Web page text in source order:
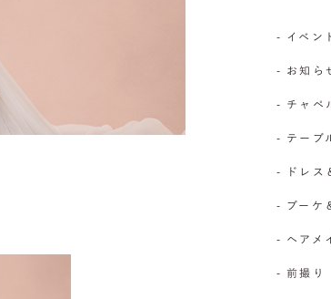
- イベン
- お知ら
- チャペ
- テーブ
- ドレス
- ブーケ
- ヘアメ
- 前撮り